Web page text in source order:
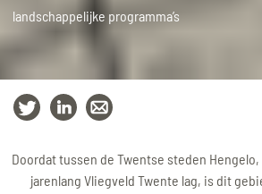
landschappelijke programma’s
Doordat tussen de Twentse steden Hengelo,
jarenlang Vliegveld Twente lag, is dit